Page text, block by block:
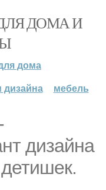
ДОМА И
дома
дизайна мебель
дизайна